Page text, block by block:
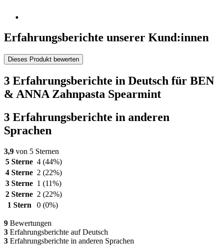
Erfahrungsberichte unserer Kund:innen
Dieses Produkt bewerten
3 Erfahrungsberichte in Deutsch für BEN
& ANNA Zahnpasta Spearmint
3 Erfahrungsberichte in anderen
Sprachen
3,9 von 5 Sternen
5 Sterne 4 (44%)
4 Sterne 2 (22%)
3 Sterne 1 (11%)
2 Sterne 2 (22%)
1 Stern
0 (0%)
9 Bewertungen
3 Erfahrungsberichte auf Deutsch
3 Erfahrungsberichte in anderen Sprachen